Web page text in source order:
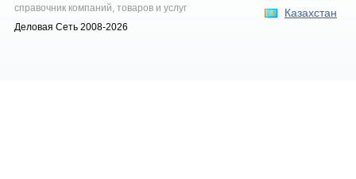
Казахстан
справочник компаний, товаров и услуг
Деловая Сеть 2008-2026